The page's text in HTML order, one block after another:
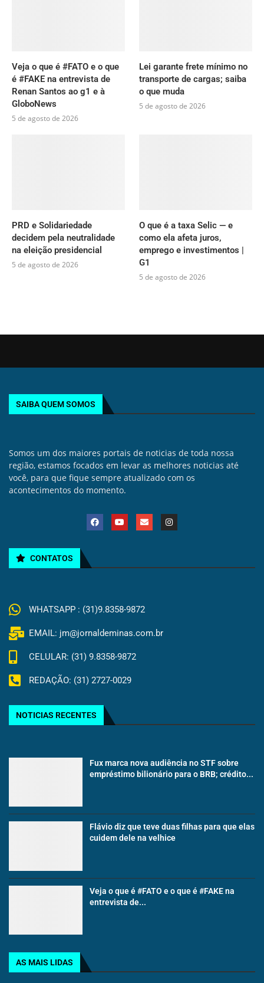
Veja o que é #FATO e o que
é #FAKE na entrevista de
Renan Santos ao g1 e à
GloboNews
5 de agosto de 2026
Lei garante frete mínimo no
transporte de cargas; saiba
o que muda
5 de agosto de 2026
PRD e Solidariedade
decidem pela neutralidade
na eleição presidencial
5 de agosto de 2026
O que é a taxa Selic — e
como ela afeta juros,
emprego e investimentos |
G1
5 de agosto de 2026
SAIBA QUEM SOMOS
Somos um dos maiores portais de noticias de toda nossa
região, estamos focados em levar as melhores noticias até
você, para que fique sempre atualizado com os
acontecimentos do momento.
CONTATOS
WHATSAPP : (31)9.8358-9872
EMAIL: jm@jornaldeminas.com.br
CELULAR: (31) 9.8358-9872
REDAÇÃO: (31) 2727-0029
NOTICIAS RECENTES
Fux marca nova audiência no STF sobre
empréstimo bilionário para o BRB; crédito...
Flávio diz que teve duas filhas para que elas
cuidem dele na velhice
Veja o que é #FATO e o que é #FAKE na
entrevista de...
AS MAIS LIDAS